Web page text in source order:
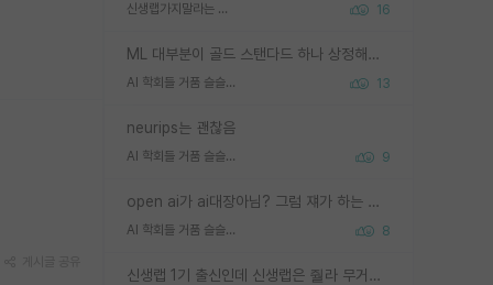
신생랩가지말라는 이유가 있었구나 16
ML 대부분이 골드 스탠다드 하나 상정해놓고 (벤치마크 데이터셋이 여러 개면 여러 개 상정) 그거 얼마나 잘 맞추나 싸움임 가끔 번뜩이는 설계 철학을 보여주는 논문들도 있지만 대부분 그거 성적 얼마나 더 올리느라에 혈안이 되어 있는 측면이 잇음
AI 학회들 거품 슬슬 지적이 나오네요 13
neurips는 괜찮음
AI 학회들 거품 슬슬 지적이 나오네요 9
open ai가 ai대장아님? 그럼 쟤가 하는 말이 다 맞겠네
AI 학회들 거품 슬슬 지적이 나오네요 8
신생랩 1기 출신인데 신생랩은 줠라 무거운 바벨 같은거임. 들면 대박인데 못들면 깔려 죽음. 아무도 알려주지 않는 환경에서 자생해야하지만, 일단 살아남았다면 그 어떤 사람보다 악착같고 생존력 높은 사람으로 거듭날 수 있음